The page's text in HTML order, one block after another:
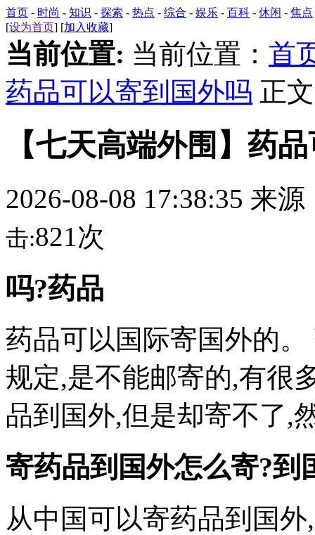
首页 - 时尚 - 知识 - 探索 - 热点 - 综合 - 娱乐 - 百科 - 休闲 - 焦点
[设为首页] [加入收藏]
当前位置: 当前位置： 首
药品可以寄到国外吗 正文
【七天高端外围】药
2026-08-08 17:38:35 来源
击:821次
吗?药品
药品可以国际寄国外的
规定,是不能邮寄的,有很
品到国外,但是却寄不了,
寄药品到国外怎么寄?到
从中国可以寄药品到国